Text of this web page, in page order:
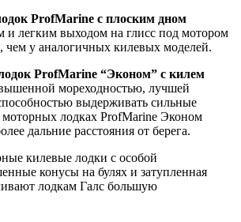
ProfMarine с плоским дном
и легким выходом на глисс под мотором
у аналогичных килевых моделей.
ProfMarine “Эконом” с килем
мореходностью, лучшей
выдерживать сильные
лодках ProfMarine Эконом
дальние расстояния от берега.
килевые лодки с особой
конусы на булях и затупленная
лодкам Галс большую